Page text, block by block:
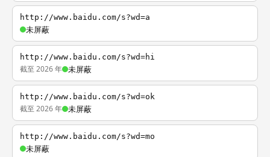
http://www.baidu.com/s?wd=a
未屏蔽
http://www.baidu.com/s?wd=hi
截至 2026 年 未屏蔽
http://www.baidu.com/s?wd=ok
截至 2026 年 未屏蔽
http://www.baidu.com/s?wd=mo
未屏蔽